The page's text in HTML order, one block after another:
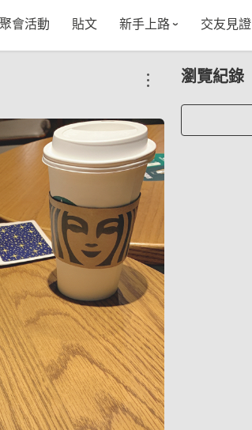
聚會活動 貼文 新手上路
五大功能
VIP獨享
使用者指南
如何報名/舉辦聚會
常見Q&A
聚會主題推薦
節日特輯企劃
交友見證
瀏覽紀錄